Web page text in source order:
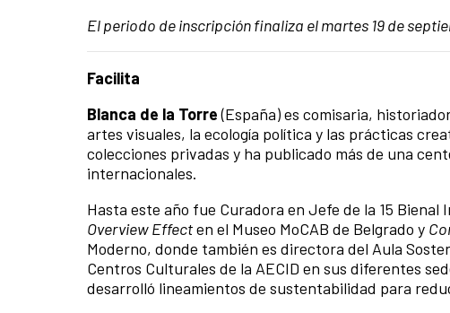
El periodo de inscripción finaliza el martes 19 de
Facilita
Blanca de la Torre(España) es comisaria,
artes visuales, la ecología política y las prácticas
colecciones privadas y ha publicado más de una
internacionales.
Hasta este año fue Curadora en Jefe de la 15
Overview Effecten el Museo MoCAB de Belgrado y
Moderno, donde también es directora del Aula
Centros Culturales de la AECID en sus diferentes
desarrolló lineamientos de sustentabilidad para